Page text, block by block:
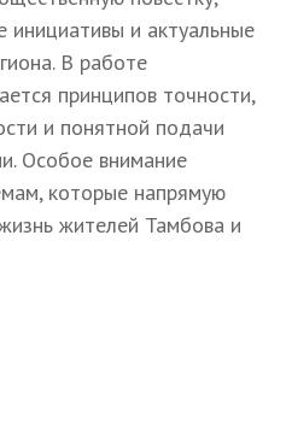
инициативы и актуальные
В работе
принципов точности,
и понятной подачи
Особое внимание
которые напрямую
жителей Тамбова и